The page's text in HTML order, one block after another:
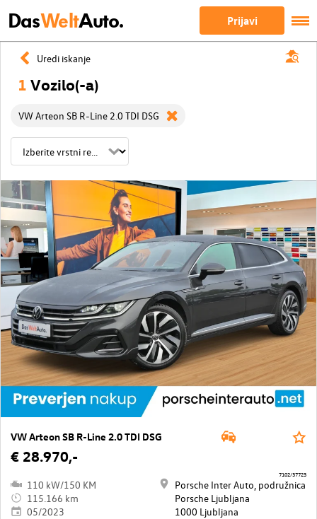
DasWeltAuto. Prijavi
Uredi iskanje
1 Vozilo(-a)
VW Arteon SB R-Line 2.0 TDI DSG
VW Arteon SB R-Line 2.0 TDI DSG
€ 28.970,-
110 kW/150 KM
115.166 km
05/2023
Porsche Inter Auto, podružnica
Porsche Ljubljana
1000 Ljubljana
7102/37723